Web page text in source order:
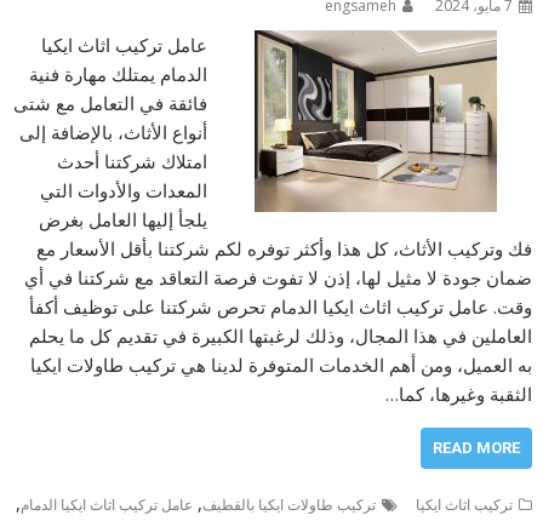
7 مايو، 2024 engsameh
عامل تركيب اثاث ايكيا
الدمام يمتلك مهارة فنية
فائقة في التعامل مع شتى
أنواع الأثاث، بالإضافة إلى
امتلاك شركتنا أحدث
المعدات والأدوات التي
يلجأ إليها العامل بغرض
فك وتركيب الأثاث، كل هذا وأكثر توفره لكم شركتنا بأقل الأسعار مع
ضمان جودة لا مثيل لها، إذن لا تفوت فرصة التعاقد مع شركتنا في أي
وقت. عامل تركيب اثاث ايكيا الدمام تحرص شركتنا على توظيف أكفأ
العاملين في هذا المجال، وذلك لرغبتها الكبيرة في تقديم كل ما يحلم
به العميل، ومن أهم الخدمات المتوفرة لدينا هي تركيب طاولات ايكيا
الثقبة وغيرها، كما…
READ MORE
تركيب اثاث ايكيا تركيب طاولات ايكيا بالقطيف, عامل تركيب اثاث ايكيا الدمام,